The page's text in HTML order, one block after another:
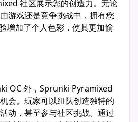
社区展示您的创造力。无论
游戏还是竞争挑战中，拥有您
增加了个人色彩，使其更加愉
OC 外，Sprunki Pyramixed
会。玩家可以组队创造独特的
动，甚至参与社区挑战。通过